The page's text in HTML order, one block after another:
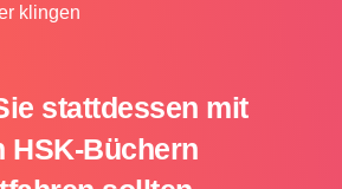
klingen
stattdessen mit
HSK-Büchern